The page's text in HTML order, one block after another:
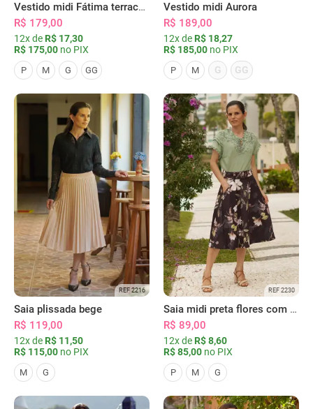
Vestido midi Fátima terracota
R$ 179,00
12x de R$ 17,30
R$ 175,00 no PIX
P M G GG
Vestido midi Aurora
R$ 189,00
12x de R$ 18,27
R$ 185,00 no PIX
P M G GG
REF 2216
Saia plissada bege
R$ 119,00
12x de R$ 11,50
R$ 115,00 no PIX
M G
REF 2230
Saia midi preta flores com bolsos
R$ 89,00
12x de R$ 8,60
R$ 85,00 no PIX
P M G